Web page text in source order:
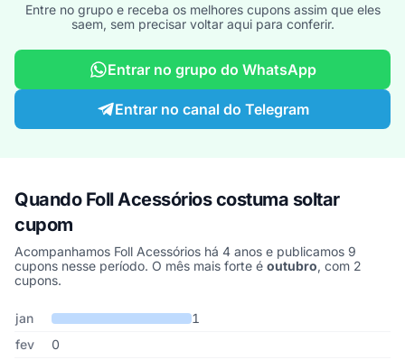
Entre no grupo e receba os melhores cupons assim que eles
saem, sem precisar voltar aqui para conferir.
Entrar no grupo do WhatsApp
Entrar no canal do Telegram
Quando Foll Acessórios costuma soltar
cupom
Acompanhamos Foll Acessórios há 4 anos e publicamos 9
cupons nesse período. O mês mais forte é outubro, com 2
cupons.
Cupons de Foll Acessórios publicados por mês, somando os
Mês Cupons publicadosDesconto médio
jan
1
fev
0